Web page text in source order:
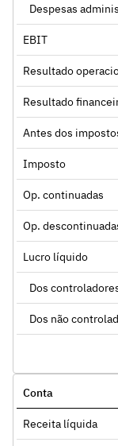
Despesas
EBIT
Resultado
Resultado
Antes dos
Imposto
Op. continuadas
Op.
Lucro líquido
Dos
Dos não
Conta
Receita líquida